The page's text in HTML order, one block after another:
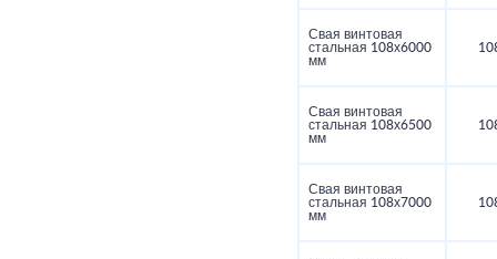
Свая винтовая
стальная 108х6000
мм
Свая винтовая
стальная 108х6500
мм
Свая винтовая
стальная 108х7000
мм